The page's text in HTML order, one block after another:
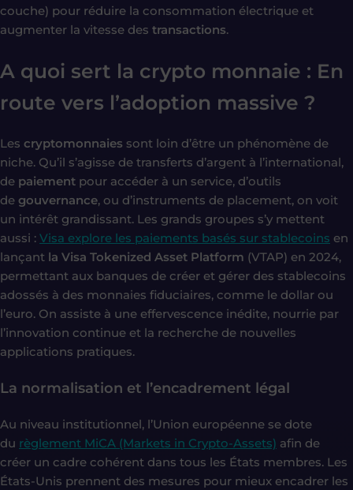
couche) pour réduire la consommation électrique et
augmenter la vitesse des transactions.
A quoi sert la crypto monnaie : En
route vers l’adoption massive ?
Les cryptomonnaies sont loin d’être un phénomène de
niche. Qu’il s’agisse de transferts d’argent à l’international,
de paiement pour accéder à un service, d’outils
de gouvernance, ou d’instruments de placement, on voit
un intérêt grandissant. Les grands groupes s’y mettent
aussi : Visa explore les paiements basés sur stablecoins en
lançant la Visa Tokenized Asset Platform (VTAP) en 2024,
permettant aux banques de créer et gérer des stablecoins
adossés à des monnaies fiduciaires, comme le dollar ou
l’euro. On assiste à une effervescence inédite, nourrie par
l’innovation continue et la recherche de nouvelles
applications pratiques.
La normalisation et l’encadrement légal
Au niveau institutionnel, l’Union européenne se dote
du règlement MiCA (Markets in Crypto-Assets) afin de
créer un cadre cohérent dans tous les États membres. Les
États-Unis prennent des mesures pour mieux encadrer les